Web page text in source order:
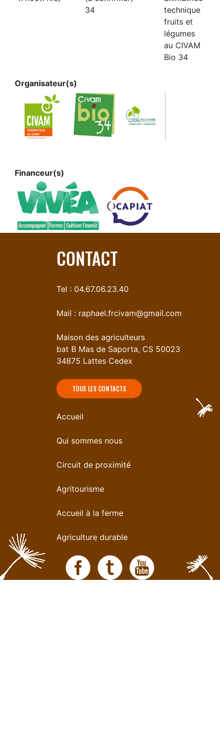
34
technique
fruits et
légumes
au CIVAM
Bio 34
Organisateur(s)
Financeur(s)
CONTACT
Tel : 04.67.06.23.40
Mail : raphael.frcivam@gmail.com
Maison des agriculteurs
bat B Mas de Saporta, CS 50023
34875 Lattes Cedex
TOUS LES CONTACTS
Accueil
Qui sommes nous
Circuit de proximité
Agritourisme
Accueil à la ferme
Agriculture durable